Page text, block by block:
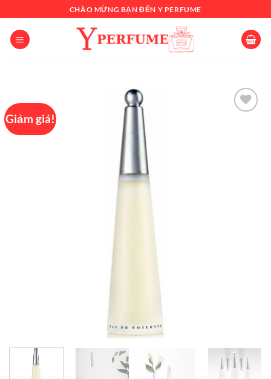
đến
nội
dung
CHÀO MỪNG BẠN ĐẾN Y PERFUME
Giảm giá!